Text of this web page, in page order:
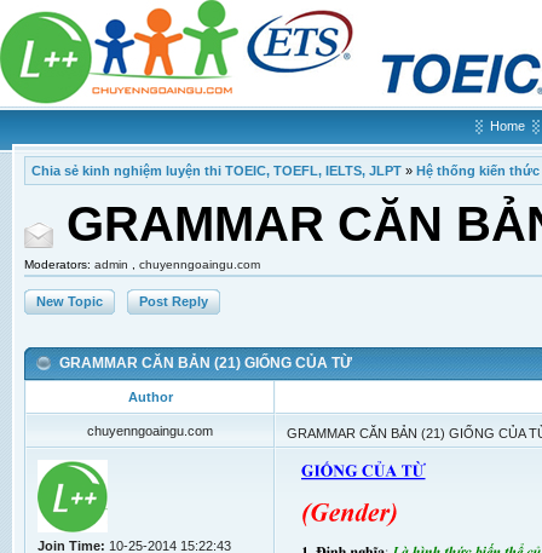
Home
Chia sẻ kinh nghiệm luyện thi TOEIC, TOEFL, IELTS, JLPT » Hệ thống kiến thức
GRAMMAR CĂN
Moderators: admin chuyenngoaingu.com
New Topic Post Reply
GRAMMAR CĂN BẢN (21) GIỐNG CỦA TỪ
Author
chuyenngoaingu.com GRAMMAR CĂN BẢN (21) GIỐNG CỦA
Join Time: 10-25-2014 15:22:43